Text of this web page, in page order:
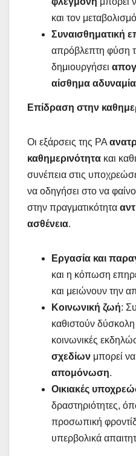
και τον
Συναισθηματική
απρόβλεπτη φύση
δημιουργήσει
αίσθημα
Επίδραση στην
Οι εξάρσεις της ΡΑ
καθημερινότητα και
συνέπεια στις
να οδηγήσει στο να
στην πραγματικότητα
ασθένεια.
Εργασία και
και η κόπωση
και μειώνουν την
Κοινωνική ζωή:
καθιστούν
κοινωνικές
σχεδίων μπορεί
απομόνωση.
Οικιακές
δραστηριότητες,
προσωπική
υπερβολικά